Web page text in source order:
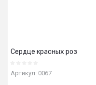
Сердце красных роз
Артикул: 0067